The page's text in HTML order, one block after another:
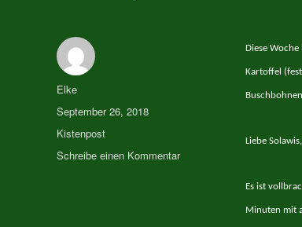
Diese
Kartoffel
Liebe Solawis,
Es ist
Minuten mit
Autor
Elke
Veröffentlicht
am
September 26, 2018
Kategorien
Kistenpost
Schreibe einen Kommentarzu